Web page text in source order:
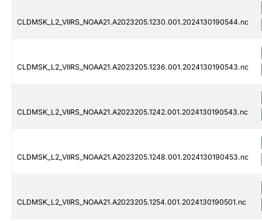
CLDMSK_L2_VIIRS_NOAA21.A2023205.1230.001.2024130190544.nc
CLDMSK_L2_VIIRS_NOAA21.A2023205.1236.001.2024130190543.nc
CLDMSK_L2_VIIRS_NOAA21.A2023205.1242.001.2024130190543.nc
CLDMSK_L2_VIIRS_NOAA21.A2023205.1248.001.2024130190453.nc
CLDMSK_L2_VIIRS_NOAA21.A2023205.1254.001.2024130190501.nc